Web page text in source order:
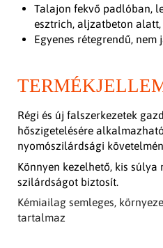
Talajon fekvő padlóban,
esztrich, aljzatbeton
Egyenes rétegrendű,
Régi és új falszerkezetek
hőszigetelésére
nyomószilárdsági
Könnyen kezelhető, kis
szilárdságot biztosít.
Kémiailag semleges,
tartalmaz